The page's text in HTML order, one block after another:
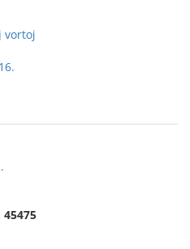
vortoj
45475